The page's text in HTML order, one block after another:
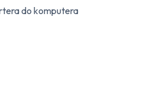
do komputera